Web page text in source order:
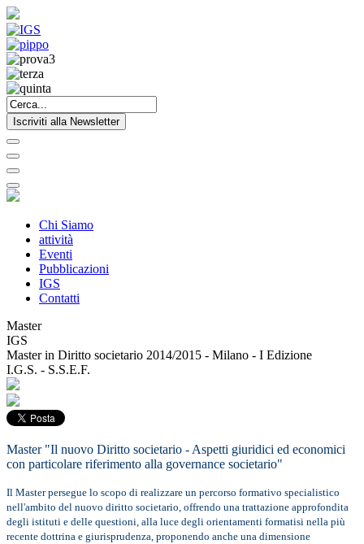
Iscriviti alla Newsletter
Chi Siamo
attività
Eventi
Pubblicazioni
IGS
Contatti
Master
IGS
Master in Diritto societario 2014/2015 - Milano - I Edizione
I.G.S. - S.S.E.F.
Master "Il nuovo Diritto societario - Aspetti giuridici ed economici
con particolare riferimento alla governance societario"
Il Master persegue lo scopo di realizzare un percorso formativo specialistico
nell'ambito del nuovo diritto societario, offrendo una trattazione approfondita
degli istituti e delle questioni, alla luce degli orientamenti formatisi nella più
recente dottrina e giurisprudenza, proponendo anche una dimensione